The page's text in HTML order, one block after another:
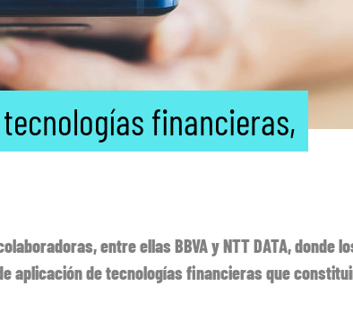
financieras,
entre ellas BBVA y NTT DATA, donde
aplicación de tecnologías financieras que